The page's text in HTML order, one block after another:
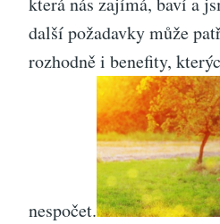
další požadavky může
rozhodně i benefity,
nespočet.